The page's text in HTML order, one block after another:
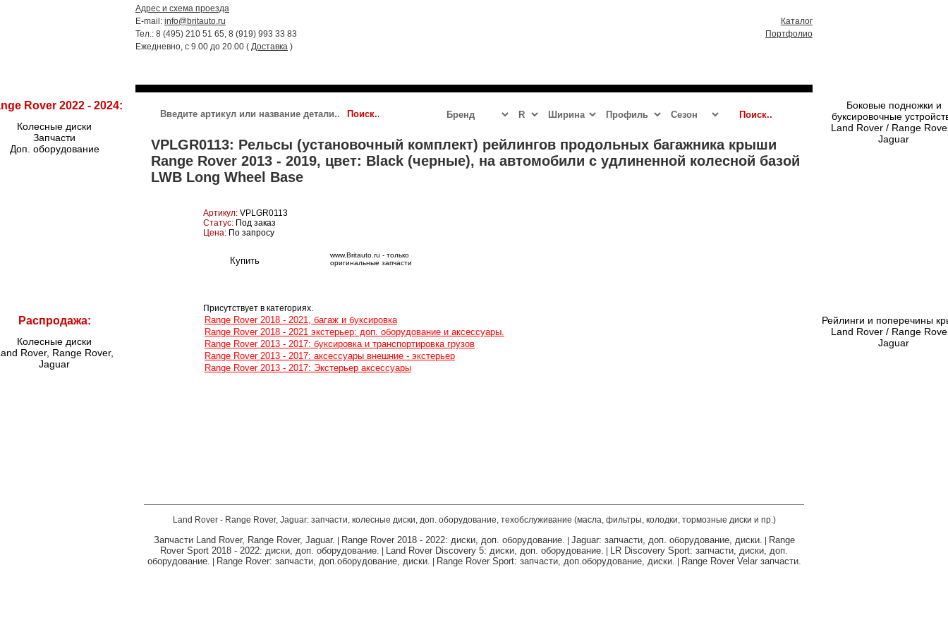
Адрес и схема проезда
E-mail: info@britauto.ru
Тел.: 8 (495) 210 51 65, 8 (919) 993 33 83
Ежедневно, с 9.00 до 20.00 ( Доставка )
Каталог
Портфолио
Боковые подножки и
буксировочные
Land Rover / Range
Jaguar
Рейлинги и поперечины
Land Rover / Range
Jaguar
Rover 2022 - 2024:
Колесные диски
Запчасти
Доп. оборудование
Распродажа:
Колесные диски
Rover, Range Rover,
Jaguar
VPLGR0113: Рельсы (установочный комплект) рейлингов продольных багажника крыши
Range Rover 2013 - 2019, цвет: Black (черные), на автомобили с удлиненной колесной базой
LWB Long Wheel Base
Артикул: VPLGR0113
Статус: Под заказ
Цена: По запросу
www.Britauto.ru - только
оригинальные запчасти
Присутствует в категориях.
Range Rover 2018 - 2021, багаж и буксировка
Range Rover 2018 - 2021 экстерьер: доп. оборудование и аксессуары.
Range Rover 2013 - 2017: буксировка и транспортировка грузов
Range Rover 2013 - 2017: аксессуары внешние - экстерьер
Range Rover 2013 - 2017: Экстерьер аксессуары
Land Rover - Range Rover, Jaguar: запчасти, колесные диски, доп. оборудование, техобслуживание (масла, фильтры, колодки, тормозные диски и пр.)
Запчасти Land Rover, Range Rover, Jaguar. Range Rover 2018 - 2022: диски, доп. оборудование. Jaguar: запчасти, доп. оборудование, диски.
Range
Rover Sport 2018 - 2022: диски, доп. оборудование.
Land Rover Discovery 5: диски, доп. оборудование.
LR Discovery Sport: запчасти, диски, доп.
оборудование.
Range Rover: запчасти, доп.оборудование, диски. Range Rover Sport: запчасти, доп.оборудование, диски. Range Rover Velar запчасти.